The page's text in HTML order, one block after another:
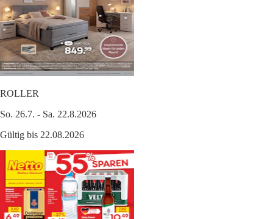
ROLLER
So. 26.7. - Sa. 22.8.2026
Gültig bis 22.08.2026